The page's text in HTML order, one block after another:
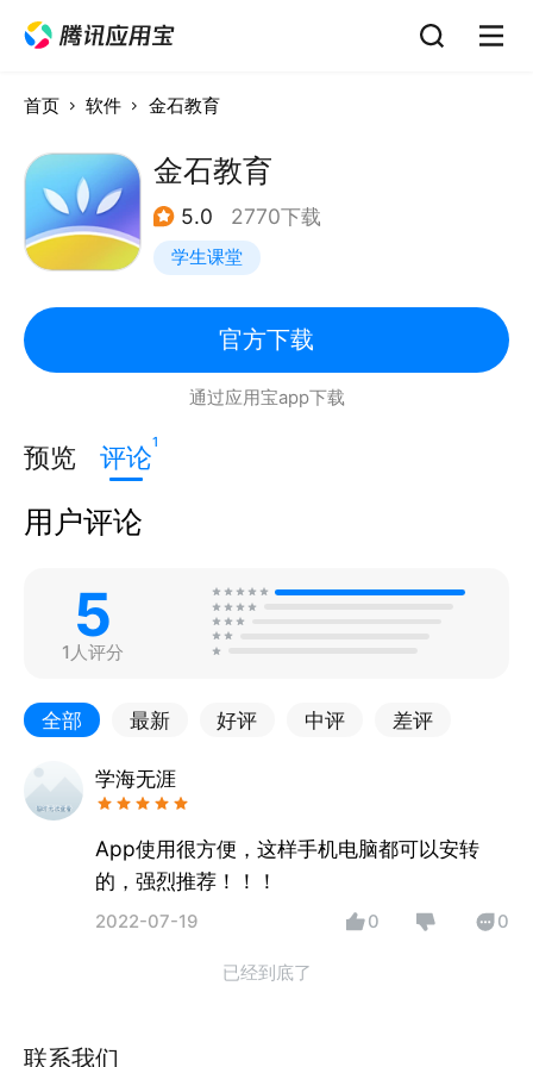
首页 软件 金石教育
金石教育
5.0 2770下载
学生课堂
官方下载
通过应用宝app下载
预览 评论1
用户评论
5
1人评分
全部 最新 好评 中评 差评
学海无涯
App使用很方便，这样手机电脑都可以安转
的，强烈推荐！！！
2022-07-19 0 0
已经到底了
联系我们